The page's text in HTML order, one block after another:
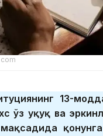
13-
ўз ҳуқуқ ва